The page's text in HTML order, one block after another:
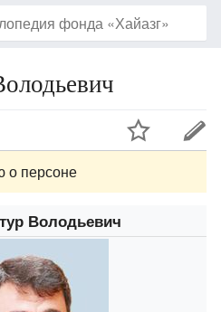
о персоне
Володьевич